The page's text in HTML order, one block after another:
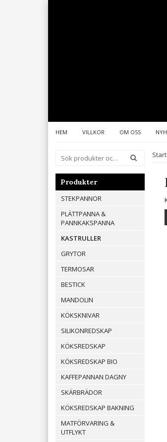
HEM VILLKOR OM OSS
Produkter
STEKPANNOR
PLÄTTPANNA &
PANNKAKSPANNA
KASTRULLER
GRYTOR
TERMOSAR
BESTICK
MANDOLIN
KÖKSKNIVAR
SILIKONREDSKAP
KÖKSREDSKAP
KÖKSREDSKAP BIO
KAFFEPANNAN DAGNY
SKÄRBRÄDOR
KÖKSREDSKAP BAKNING
MATFÖRVARING &
UTFLYKT